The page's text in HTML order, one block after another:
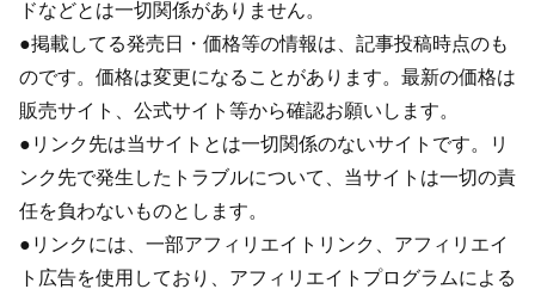
ドなどとは一切関係がありません。
●掲載してる発売日・価格等の情報は、記事投稿時点のも
のです。価格は変更になることがあります。最新の価格は
販売サイト、公式サイト等から確認お願いします。
●リンク先は当サイトとは一切関係のないサイトです。リ
ンク先で発生したトラブルについて、当サイトは一切の責
任を負わないものとします。
●リンクには、一部アフィリエイトリンク、アフィリエイ
ト広告を使用しており、アフィリエイトプログラムによる